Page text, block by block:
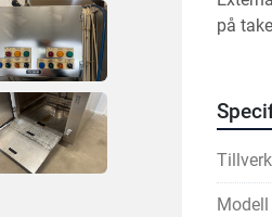
på
Modell